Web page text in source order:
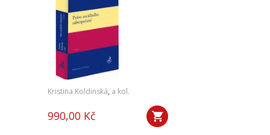
Kristina Koldinská, a kol.
990,00 Kč